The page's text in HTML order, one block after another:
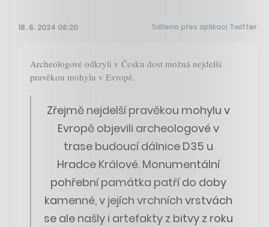
18. 6. 2024 08:20 Sdíleno přes aplikaci Twitter
Archeologové odkryli v Česku dost možná nejdelší
pravěkou mohylu v Evropě.
Zřejmě nejdelší pravěkou mohylu v
Evropě objevili archeologové v
trase budoucí dálnice D35 u
Hradce Králové. Monumentální
pohřební památka patří do doby
kamenné, v jejích vrchních vrstvách
se ale našly i artefakty z bitvy z roku